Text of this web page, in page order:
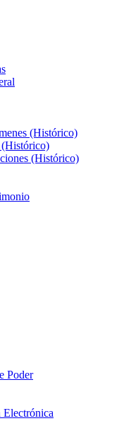
(Histórico)
(Histórico)
(Histórico)
Poder
Electrónica